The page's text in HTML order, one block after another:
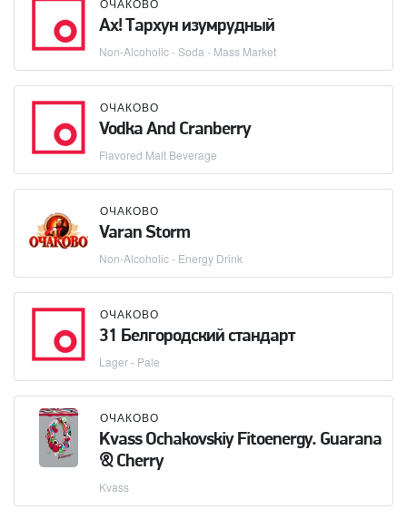
Ах! Тархун изумрудный
Non-Alcoholic - Soda - Mass Market
ОЧАКОВО
Vodka And Cranberry
Flavored Malt Beverage
ОЧАКОВО
Varan Storm
Non-Alcoholic - Energy Drink
ОЧАКОВО
31 Белгородский стандарт
Lager - Pale
ОЧАКОВО
Kvass Ochakovskiy Fitoenergy. Guarana
& Cherry
Kvass